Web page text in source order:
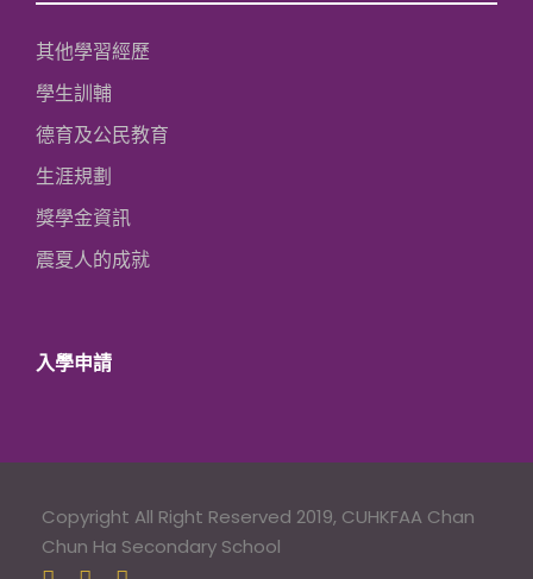
其他學習經歷
學生訓輔
德育及公民教育
生涯規劃
獎學金資訊
震夏人的成就
入學申請
Copyright All Right Reserved 2019, CUHKFAA Chan
Chun Ha Secondary School